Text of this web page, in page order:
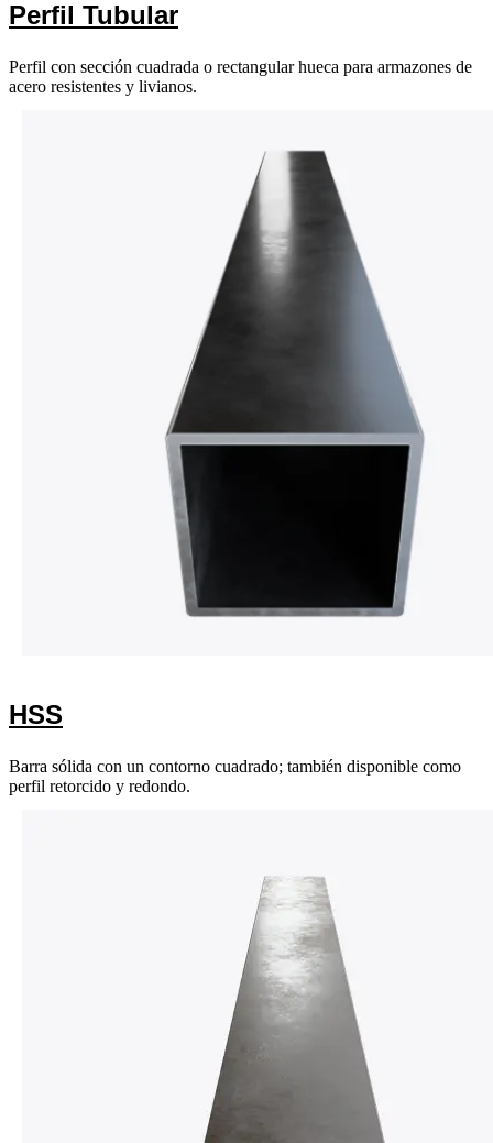
Perfil Tubular
Perfil con sección cuadrada o rectangular hueca para armazones de
acero resistentes y livianos.
HSS
Barra sólida con un contorno cuadrado; también disponible como
perfil retorcido y redondo.